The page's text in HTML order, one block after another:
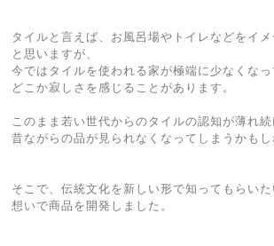
タイルと言えば、お風呂場やトイレなどをイ
と思いますが、
今ではタイルを使われる家が極端に少なくな
どこか寂しさを感じることがあります。
このまま若い世代からのタイルの認知が薄れ続
昔ながらの品が見られなくなってしまうかもし
そこで、伝統文化を新しい形で知ってもらいた
想いで商品を開発しました。